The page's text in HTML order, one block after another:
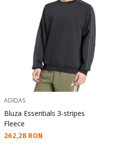
ADIDAS
Bluza Essentials 3-stripes
Fleece
Текуща цена:
262,28 RON